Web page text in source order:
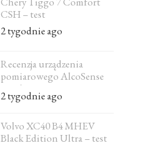
CSH – test
2 tygodnie ago
Recenzja urządzenia
pomiarowego AlcoSense
Excel
2 tygodnie ago
Volvo XC40 B4 MHEV
Black Edition Ultra – test